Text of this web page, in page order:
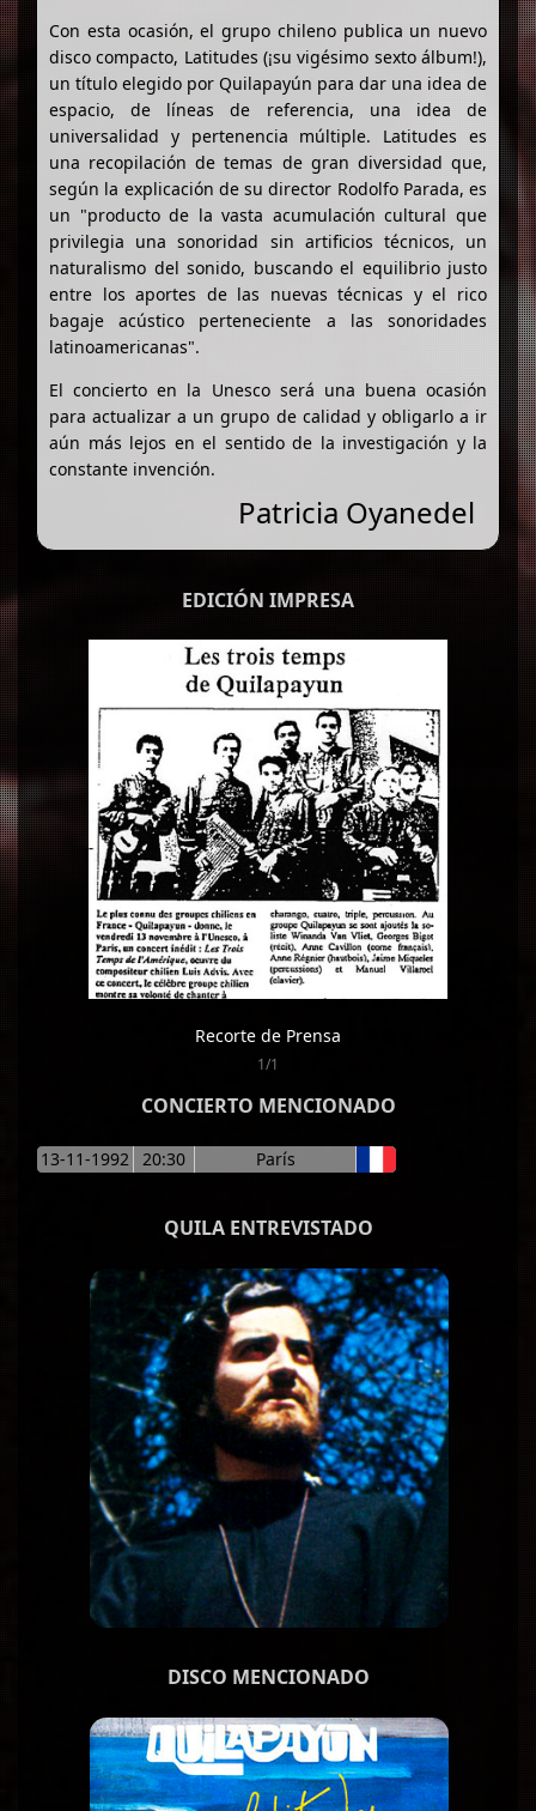
Con esta ocasión, el grupo chileno publica un nuevo
disco compacto, Latitudes (¡su vigésimo sexto álbum!),
un título elegido por Quilapayún para dar una idea de
espacio, de líneas de referencia, una idea de
universalidad y pertenencia múltiple. Latitudes es
una recopilación de temas de gran diversidad que,
según la explicación de su director Rodolfo Parada, es
un "producto de la vasta acumulación cultural que
privilegia una sonoridad sin artificios técnicos, un
naturalismo del sonido, buscando el equilibrio justo
entre los aportes de las nuevas técnicas y el rico
bagaje acústico perteneciente a las sonoridades
latinoamericanas".
El concierto en la Unesco será una buena ocasión
para actualizar a un grupo de calidad y obligarlo a ir
aún más lejos en el sentido de la investigación y la
constante invención.
Patricia Oyanedel
EDICIÓN IMPRESA
Recorte de Prensa
1/1
CONCIERTO MENCIONADO
13-11-1992 20:30 París
QUILA ENTREVISTADO
DISCO MENCIONADO